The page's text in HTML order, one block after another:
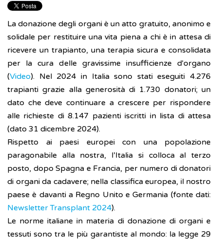
La donazione degli organi è un atto gratuito, anonimo e
solidale per restituire una vita piena a chi è in attesa di
ricevere un trapianto, una terapia sicura e consolidata
per la cura delle gravissime insufficienze d'organo
(Video). Nel 2024 in Italia sono stati eseguiti 4.276
trapianti grazie alla generosità di 1.730 donatori; un
dato che deve continuare a crescere per rispondere
alle richieste di 8.147 pazienti iscritti in lista di attesa
(dato 31 dicembre 2024).
Rispetto ai paesi europei con una popolazione
paragonabile alla nostra, l’Italia si colloca al terzo
posto, dopo Spagna e Francia, per numero di donatori
di organi da cadavere; nella classifica europea, il nostro
paese è davanti a Regno Unito e Germania (fonte dati:
Newsletter Transplant 2024).
Le norme italiane in materia di donazione di organi e
tessuti sono tra le più garantiste al mondo: la legge 29